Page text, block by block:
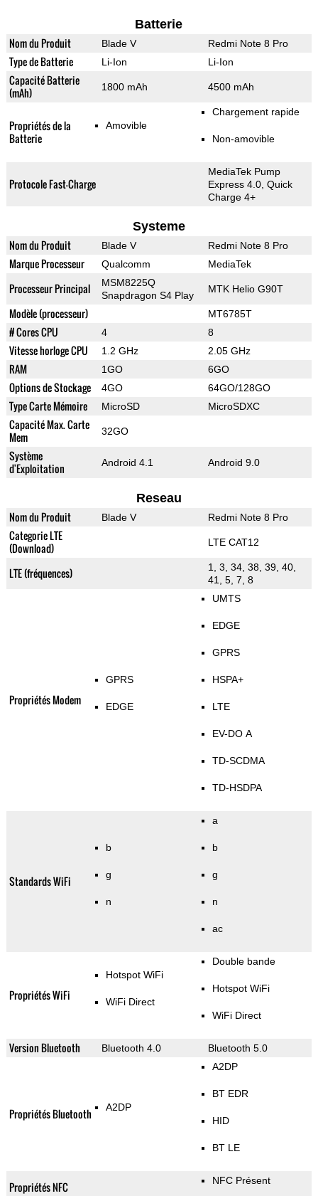
Batterie
Nom du Produit Blade V Redmi Note 8 Pro
Type de Batterie Li-Ion Li-Ion
Capacité Batterie
(mAh)
1800 mAh 4500 mAh
Propriétés de la
Batterie
Amovible
Chargement rapide
Non-amovible
Protocole Fast-Charge
MediaTek Pump
Express 4.0, Quick
Charge 4+
Systeme
Nom du Produit Blade V Redmi Note 8 Pro
Marque Processeur Qualcomm MediaTek
Processeur Principal
MSM8225Q
Snapdragon S4 Play
MTK Helio G90T
Modèle (processeur) MT6785T
# Cores CPU 4 8
Vitesse horloge CPU 1.2 GHz 2.05 GHz
RAM 1GO 6GO
Options de Stockage 4GO 64GO/128GO
Type Carte Mémoire MicroSD MicroSDXC
Capacité Max. Carte
Mem
32GO
Système
d'Exploitation
Android 4.1 Android 9.0
Reseau
Nom du Produit Blade V Redmi Note 8 Pro
Categorie LTE
(Download)
LTE CAT12
LTE (fréquences)
1, 3, 34, 38, 39, 40,
41, 5, 7, 8
Propriétés Modem
GPRS
EDGE
UMTS
EDGE
GPRS
HSPA+
LTE
EV-DO A
TD-SCDMA
TD-HSDPA
Standards WiFi
b
g
n
a
b
g
n
ac
Propriétés WiFi
Hotspot WiFi
WiFi Direct
Double bande
Hotspot WiFi
WiFi Direct
Version Bluetooth Bluetooth 4.0 Bluetooth 5.0
Propriétés Bluetooth A2DP
A2DP
BT EDR
HID
BT LE
Propriétés NFC NFC Présent